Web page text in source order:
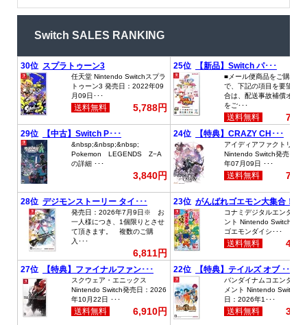
Switch SALES RANKING